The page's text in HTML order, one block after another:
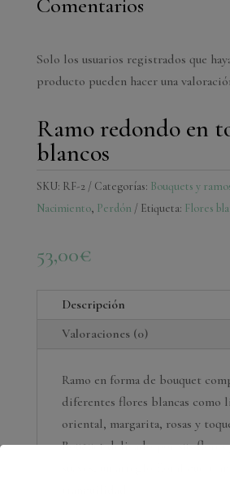
Comentarios
Solo los usuarios registrados que
producto pueden hacer una
Ramo redondo en
blancos
SKU: RF-2 Categorías: Bouquets y
Nacimiento, Perdón Etiqueta: Flores
53,00€
Descripción
Valoraciones (0)
Ramo en forma de bouquet
diferentes flores blancas como
oriental, margarita, rosas y
Bouquet delicado por sus flores